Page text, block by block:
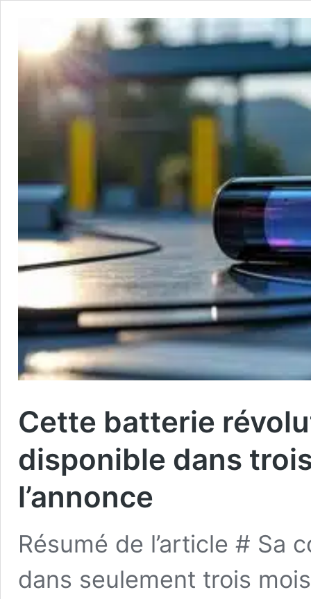
Cette batterie
disponible dans
l’annonce
Résumé de l’article # Sa
dans seulement trois